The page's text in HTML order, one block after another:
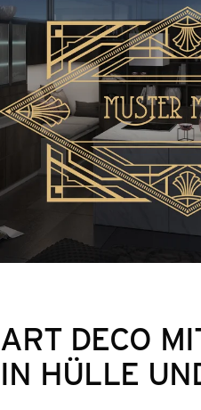
ART DECO
IN HÜLLE